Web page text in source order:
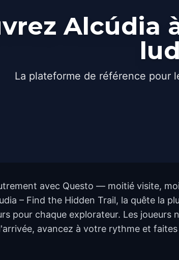
Alcúdia
La plateforme de référence pour
avec Questo — moitié visite,
– Find the Hidden Trail, la quête la
pour chaque explorateur. Les
avancez à votre rythme et